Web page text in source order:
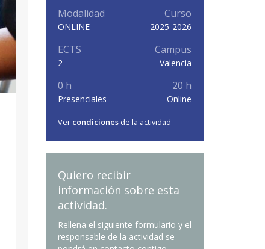
Modalidad
ONLINE
Curso
2025-2026
ECTS
2
Campus
Valencia
0 h
Presenciales
20 h
Online
Ver condicionesde la actividad
Quiero recibir
información sobre esta
actividad.
Rellena el siguiente formulario y el
responsable de la actividad se